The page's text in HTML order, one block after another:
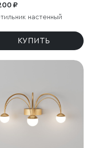
₽
настенный
КУПИТЬ